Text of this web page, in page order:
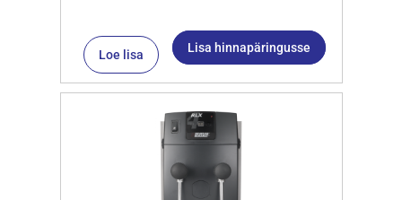
Loe lisa Lisa hinnapäringusse